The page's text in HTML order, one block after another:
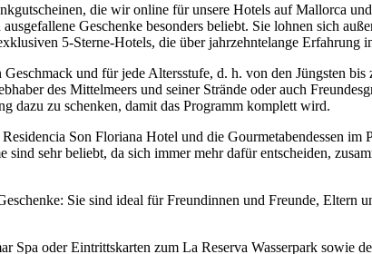
die wir online für unsere Hotels auf Mallorca
Geschenke besonders beliebt. Sie lohnen sich
5-Sterne-Hotels, die über jahrzehntelange Erfahrung
und für jede Altersstufe, d. h. von den Jüngsten
des Mittelmeers und seiner Strände oder auch
dazu zu schenken, damit das Programm komplett wird.
Son Floriana Hotel und die Gourmetabendessen
sehr beliebt, da sich immer mehr dafür entscheiden,
Sie sind ideal für Freundinnen und Freunde, Eltern
oder Eintrittskarten zum La Reserva Wasserpark sowie